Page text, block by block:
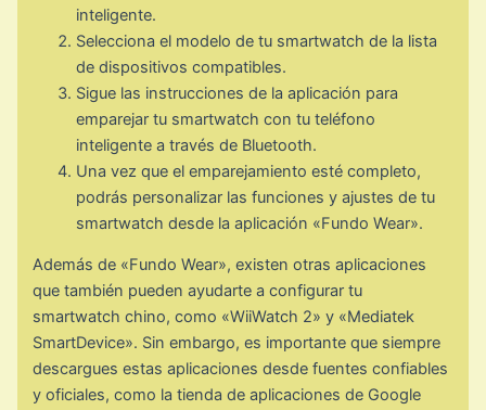
inteligente.
Selecciona el modelo de tu smartwatch de la lista
de dispositivos compatibles.
Sigue las instrucciones de la aplicación para
emparejar tu smartwatch con tu teléfono
inteligente a través de Bluetooth.
Una vez que el emparejamiento esté completo,
podrás personalizar las funciones y ajustes de tu
smartwatch desde la aplicación «Fundo Wear».
Además de «Fundo Wear», existen otras aplicaciones
que también pueden ayudarte a configurar tu
smartwatch chino, como «WiiWatch 2» y «Mediatek
SmartDevice». Sin embargo, es importante que siempre
descargues estas aplicaciones desde fuentes confiables
y oficiales, como la tienda de aplicaciones de Google